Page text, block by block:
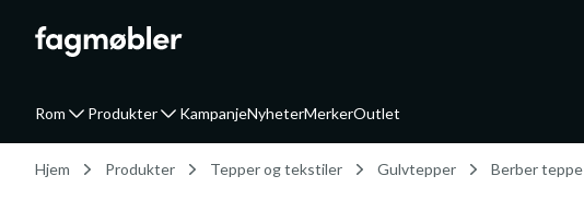
Rom Produkter KampanjeNyheterMerkerOutlet
Hjem Produkter Tepper og tekstiler Gulvtepper Berber teppe